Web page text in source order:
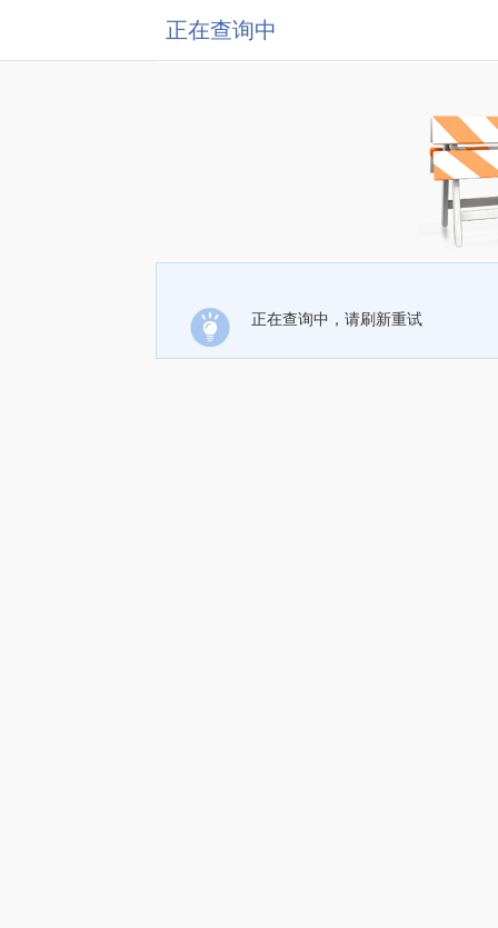
正在查询中
正在查询中，请刷新重试